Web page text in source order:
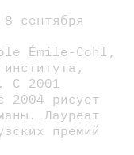
сентября
Émile-Cohl,
С 2001
2004 рисует
Лауреат
премий